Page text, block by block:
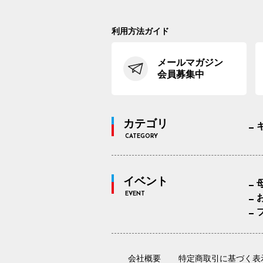
利用方法ガイド
メールマガジン
会員募集中
カテゴリ
CATEGORY
イベント
EVENT
会社概要 特定商取引に基づく表